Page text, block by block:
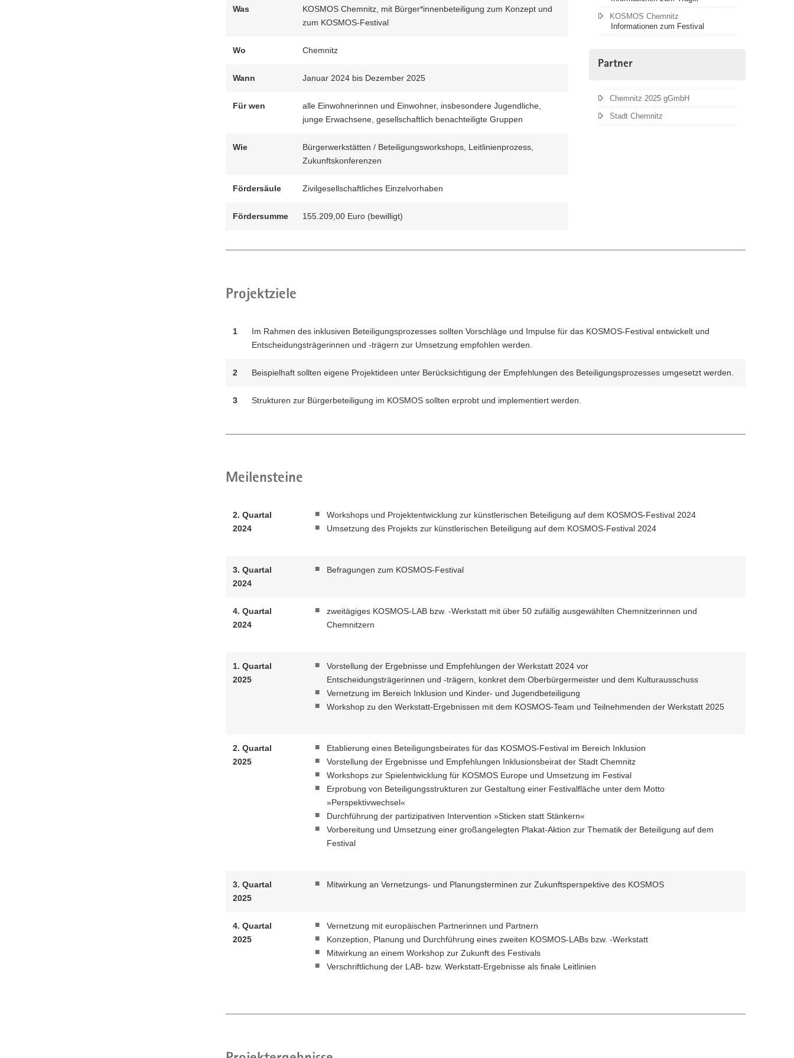
gestaltet.
Was
KOSMOS Chemnitz, mit Bürger*innenbeteiligung zum Konzept und
zum KOSMOS-Festival
Wo Chemnitz
Wann Januar 2024 bis Dezember 2025
Für wen
alle Einwohnerinnen und Einwohner, insbesondere Jugendliche,
junge Erwachsene, gesellschaftlich benachteiligte Gruppen
Wie
Bürgerwerkstätten / Beteiligungsworkshops, Leitlinienprozess,
Zukunftskonferenzen
Fördersäule Zivilgesellschaftliches Einzelvorhaben
Fördersumme 155.209,00 Euro (bewilligt)
KOSMOS Chemnitz
Informationen zum Festival
Partner
Chemnitz 2025 gGmbH
Stadt Chemnitz
Projektziele
1
Im Rahmen des inklusiven Beteiligungsprozesses sollten Vorschläge und Impulse für das KOSMOS-Festival entwickelt und
Entscheidungsträgerinnen und -trägern zur Umsetzung empfohlen werden.
2 Beispielhaft sollten eigene Projektideen unter Berücksichtigung der Empfehlungen des Beteiligungsprozesses umgesetzt werden.
3 Strukturen zur Bürgerbeteiligung im KOSMOS sollten erprobt und implementiert werden.
Meilensteine
2. Quartal
2024
Workshops und Projektentwicklung zur künstlerischen Beteiligung auf dem KOSMOS-Festival 2024
Umsetzung des Projekts zur künstlerischen Beteiligung auf dem KOSMOS-Festival 2024
3. Quartal
2024
Befragungen zum KOSMOS-Festival
4. Quartal
2024
zweitägiges KOSMOS-LAB bzw. -Werkstatt mit über 50 zufällig ausgewählten Chemnitzerinnen und
Chemnitzern
1. Quartal
2025
Vorstellung der Ergebnisse und Empfehlungen der Werkstatt 2024 vor
Entscheidungsträgerinnen und -trägern, konkret dem Oberbürgermeister und dem Kulturausschuss
Vernetzung im Bereich Inklusion und Kinder- und Jugendbeteiligung
Workshop zu den Werkstatt-Ergebnissen mit dem KOSMOS-Team und Teilnehmenden der Werkstatt 2025
2. Quartal
2025
Etablierung eines Beteiligungsbeirates für das KOSMOS-Festival im Bereich Inklusion
Vorstellung der Ergebnisse und Empfehlungen Inklusionsbeirat der Stadt Chemnitz
Workshops zur Spielentwicklung für KOSMOS Europe und Umsetzung im Festival
Erprobung von Beteiligungsstrukturen zur Gestaltung einer Festivalfläche unter dem Motto
»Perspektivwechsel«
Durchführung der partizipativen Intervention »Sticken statt Stänkern«
Vorbereitung und Umsetzung einer großangelegten Plakat-Aktion zur Thematik der Beteiligung auf dem
Festival
3. Quartal
2025
Mitwirkung an Vernetzungs- und Planungsterminen zur Zukunftsperspektive des KOSMOS
4. Quartal
2025
Vernetzung mit europäischen Partnerinnen und Partnern
Konzeption, Planung und Durchführung eines zweiten KOSMOS-LABs bzw. -Werkstatt
Mitwirkung an einem Workshop zur Zukunft des Festivals
Verschriftlichung der LAB- bzw. Werkstatt-Ergebnisse als finale Leitlinien